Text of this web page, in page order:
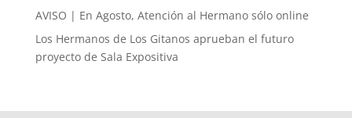
AVISO | En Agosto, Atención al Hermano sólo online
Los Hermanos de Los Gitanos aprueban el futuro
proyecto de Sala Expositiva